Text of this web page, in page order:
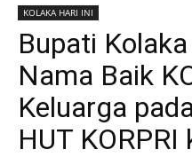
KOLAKA HARI INI
Bupati
Nama Baik
Keluarga
HUT KORPRI